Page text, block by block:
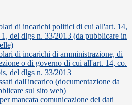
di incarichi politici di cui all'art. 14,
1, del dlgs n. 33/2013 (da pubblicare in
di incarichi di amministrazione, di
o di governo di cui all'art. 14, co.
del dlgs n. 33/2013
dall'incarico (documentazione da
sul sito web)
mancata comunicazione dei dati